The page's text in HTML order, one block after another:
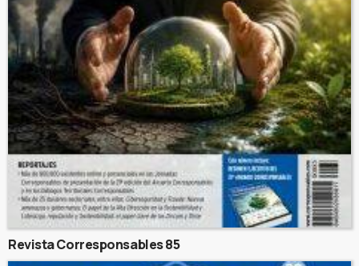
Revista Corresponsables 85